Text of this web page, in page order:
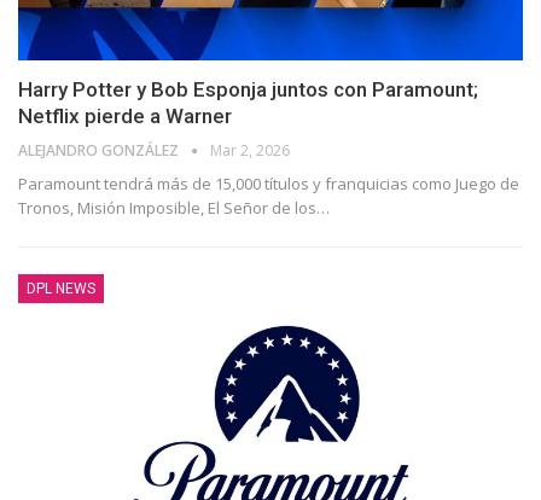
Harry Potter y Bob Esponja juntos con Paramount;
Netflix pierde a Warner
ALEJANDRO GONZÁLEZ Mar 2, 2026
Paramount tendrá más de 15,000 títulos y franquicias como Juego de
Tronos, Misión Imposible, El Señor de los…
DPL NEWS